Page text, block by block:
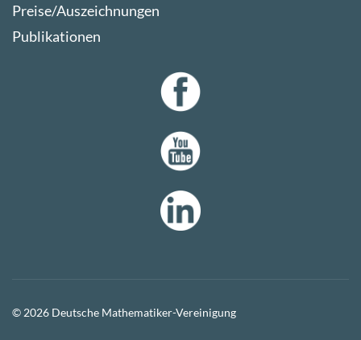
Preise/Auszeichnungen
Publikationen
© 2026 Deutsche Mathematiker-Vereinigung